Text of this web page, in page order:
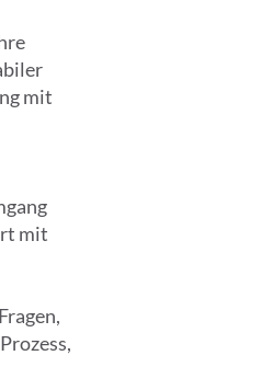
mit
mit